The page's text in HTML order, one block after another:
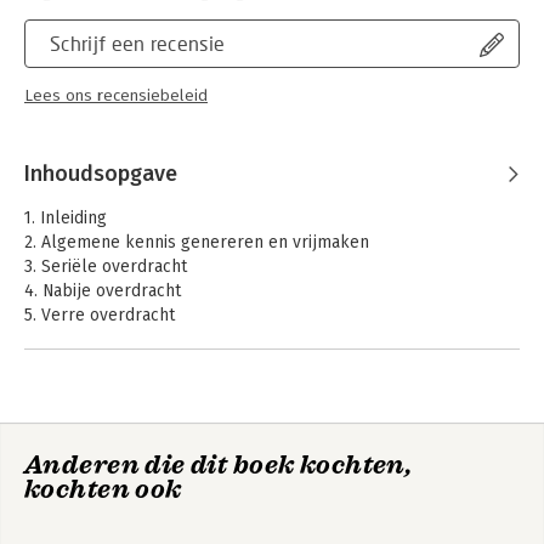
Schrijf een recensie
Lees ons recensiebeleid
Inhoudsopgave
1. Inleiding
2. Algemene kennis genereren en vrijmaken
3. Seriële overdracht
4. Nabije overdracht
5. Verre overdracht
Noten
Register
Anderen die dit boek kochten,
kochten ook